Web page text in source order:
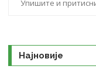
Најновије